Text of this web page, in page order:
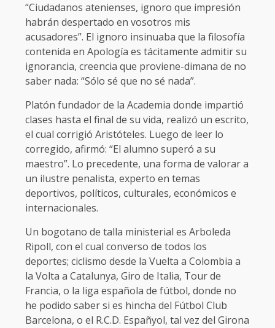
“Ciudadanos atenienses, ignoro que impresión
habrán despertado en vosotros mis
acusadores”. El ignoro insinuaba que la filosofía
contenida en Apología es tácitamente admitir su
ignorancia, creencia que proviene-dimana de no
saber nada: “Sólo sé que no sé nada”.
Platón fundador de la Academia donde impartió
clases hasta el final de su vida, realizó un escrito,
el cual corrigió Aristóteles. Luego de leer lo
corregido, afirmó: “El alumno superó a su
maestro”. Lo precedente, una forma de valorar a
un ilustre penalista, experto en temas
deportivos, políticos, culturales, económicos e
internacionales.
Un bogotano de talla ministerial es Arboleda
Ripoll, con el cual converso de todos los
deportes; ciclismo desde la Vuelta a Colombia a
la Volta a Catalunya, Giro de Italia, Tour de
Francia, o la liga española de fútbol, donde no
he podido saber si es hincha del Fútbol Club
Barcelona, o el R.C.D. Españyol, tal vez del Girona